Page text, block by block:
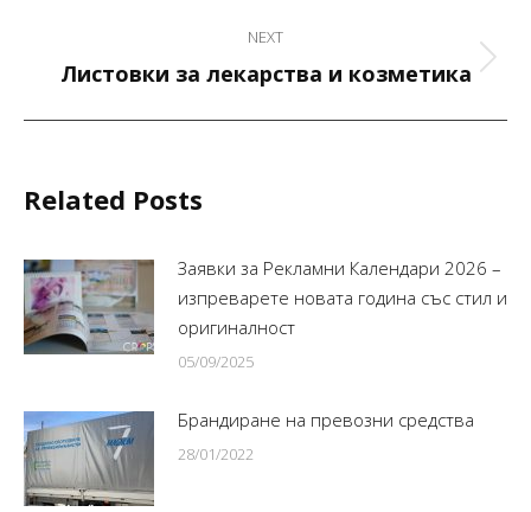
NEXT
Next
Листовки за лекарства и козметика
Related Posts
Заявки за Рекламни Календари 2026 –
изпреварете новата година със стил и
оригиналност
05/09/2025
Брандиране на превозни средства
28/01/2022